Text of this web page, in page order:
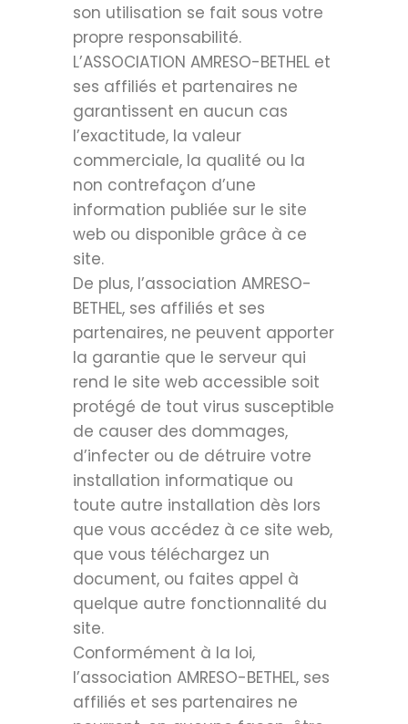
son utilisation se fait sous votre
propre responsabilité.
L’ASSOCIATION AMRESO-BETHEL et
ses affiliés et partenaires ne
garantissent en aucun cas
l’exactitude, la valeur
commerciale, la qualité ou la
non contrefaçon d’une
information publiée sur le site
web ou disponible grâce à ce
site.
De plus, l’association AMRESO-
BETHEL, ses affiliés et ses
partenaires, ne peuvent apporter
la garantie que le serveur qui
rend le site web accessible soit
protégé de tout virus susceptible
de causer des dommages,
d’infecter ou de détruire votre
installation informatique ou
toute autre installation dès lors
que vous accédez à ce site web,
que vous téléchargez un
document, ou faites appel à
quelque autre fonctionnalité du
site.
Conformément à la loi,
l’association AMRESO-BETHEL, ses
affiliés et ses partenaires ne